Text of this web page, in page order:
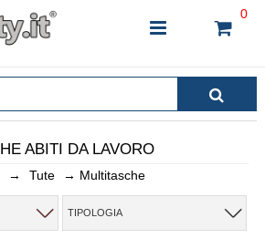
0
DEL PRODOTTO CHE STAI
CERCANDO
ABITI DA LAVORO
→ Tute → Multitasche
TIPOLOGIA